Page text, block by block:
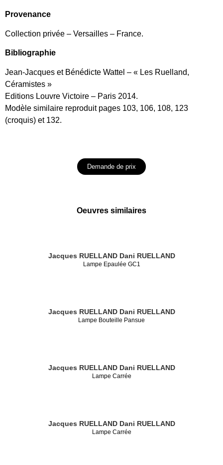
Provenance
Collection privée – Versailles – France.
Bibliographie
Jean-Jacques et Bénédicte Wattel – « Les Ruelland,
Céramistes »
Editions Louvre Victoire – Paris 2014.
Modèle similaire reproduit pages 103, 106, 108, 123
(croquis) et 132.
Demande de prix
Oeuvres similaires
Jacques RUELLAND Dani RUELLAND
Lampe Epaulée GC1
Jacques RUELLAND Dani RUELLAND
Lampe Bouteille Pansue
Jacques RUELLAND Dani RUELLAND
Lampe Carrée
Jacques RUELLAND Dani RUELLAND
Lampe Carrée